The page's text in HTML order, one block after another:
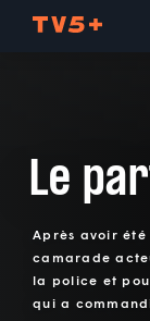
Le
Après avoir
camarade
la police et
qui a